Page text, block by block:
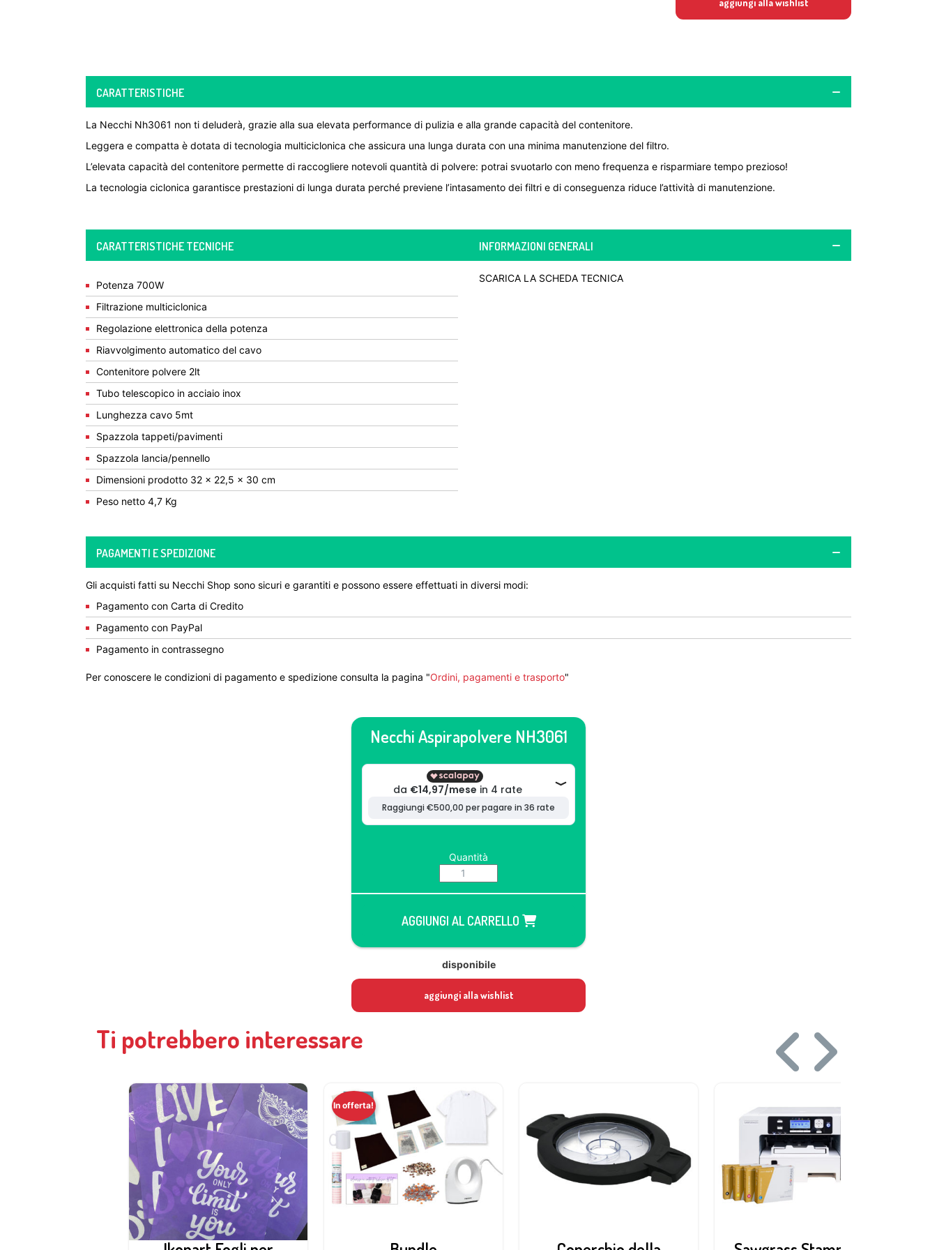
aggiungi alla wishlist
CARATTERISTICHE
La Necchi Nh3061 non ti deluderà, grazie alla sua elevata performance di pulizia e alla grande capacità del contenitore.
Leggera e compatta è dotata di tecnologia multiciclonica che assicura una lunga durata con una minima manutenzione del filtro.
L’elevata capacità del contenitore permette di raccogliere notevoli quantità di polvere: potrai svuotarlo con meno frequenza e risparmiare tempo prezioso!
La tecnologia ciclonica garantisce prestazioni di lunga durata perché previene l’intasamento dei filtri e di conseguenza riduce l’attività di manutenzione.
CARATTERISTICHE TECNICHE INFORMAZIONI GENERALI
Potenza 700W
Filtrazione multiciclonica
Regolazione elettronica della potenza
Riavvolgimento automatico del cavo
Contenitore polvere 2lt
Tubo telescopico in acciaio inox
Lunghezza cavo 5mt
Spazzola tappeti/pavimenti
Spazzola lancia/pennello
Dimensioni prodotto 32 x 22,5 x 30 cm
Peso netto 4,7 Kg
SCARICA LA SCHEDA TECNICA
PAGAMENTI E SPEDIZIONE
Gli acquisti fatti su Necchi Shop sono sicuri e garantiti e possono essere effettuati in diversi modi:
Pagamento con Carta di Credito
Pagamento con PayPal
Pagamento in contrassegno
Per conoscere le condizioni di pagamento e spedizione consulta la pagina "Ordini, pagamenti e trasporto"
Necchi Aspirapolvere NH3061
Quantità
AGGIUNGI AL CARRELLO
disponibile
aggiungi alla wishlist
Ti potrebbero interessare
In offerta!